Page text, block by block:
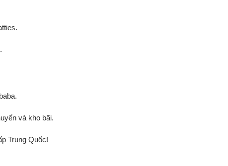
và kho bãi.
Trung Quốc!